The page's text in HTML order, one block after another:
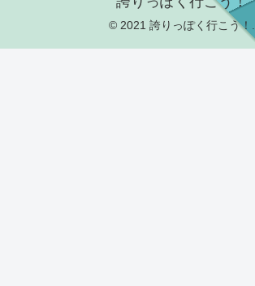
© 2021 誇りっぽく行こう！.